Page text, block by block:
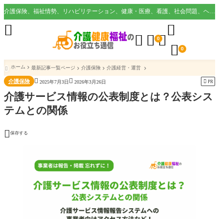
介護保険、福祉情勢、リハビリテーション、健康・医療、看護、社会問題、ヘルスケア業界など様々な切り口から役立つ情報を配信。
  0

 0

 ホーム 最新記事一覧ページ 介護保険 介護経営・運営
介護保険  2025年7月3日  2026年3月26日  PR
介護サービス情報の公表制度とは？公表シス
テムとの関係
 保存する